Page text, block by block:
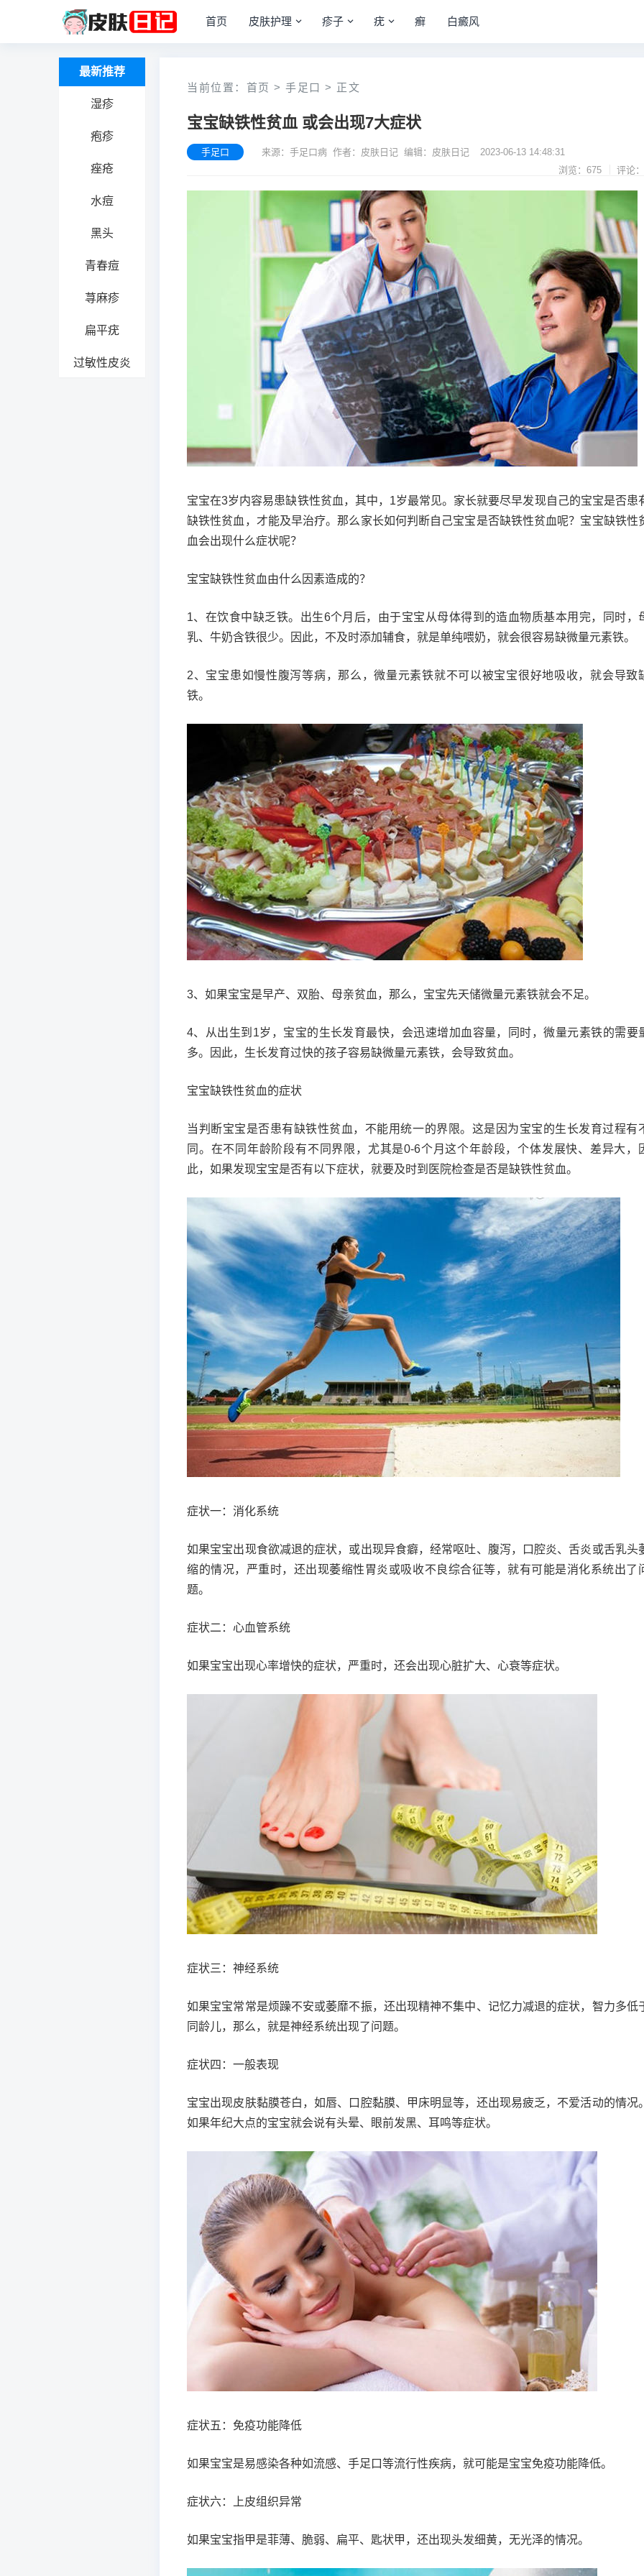
首页 皮肤护理 疹子 疣 癣 白癜风
最新推荐
湿疹
疱疹
痤疮
水痘
黑头
青春痘
荨麻疹
扁平疣
过敏性皮炎
当前位置： 首页 > 手足口 > 正文
宝宝缺铁性贫血 或会出现7大症状
手足口 来源：手足口病 作者：皮肤日记 编辑：皮肤日记
2023-06-13 14:48:31
浏览：675
评论
宝宝在3岁内容易患缺铁性贫血，其中，1岁最常见。家长就要尽早发现自己的宝宝是否患
缺铁性贫血，才能及早治疗。那么家长如何判断自己宝宝是否缺铁性贫血呢？宝宝缺铁性
血会出现什么症状呢？
宝宝缺铁性贫血由什么因素造成的？
1、在饮食中缺乏铁。出生6个月后，由于宝宝从母体得到的造血物质基本用完，同时，
乳、牛奶含铁很少。因此，不及时添加辅食，就是单纯喂奶，就会很容易缺微量元素铁。
2、宝宝患如慢性腹泻等病，那么，微量元素铁就不可以被宝宝很好地吸收，就会导致
铁。
3、如果宝宝是早产、双胎、母亲贫血，那么，宝宝先天储微量元素铁就会不足。
4、从出生到1岁，宝宝的生长发育最快，会迅速增加血容量，同时，微量元素铁的需要
多。因此，生长发育过快的孩子容易缺微量元素铁，会导致贫血。
宝宝缺铁性贫血的症状
当判断宝宝是否患有缺铁性贫血，不能用统一的界限。这是因为宝宝的生长发育过程有
同。在不同年龄阶段有不同界限，尤其是0-6个月这个年龄段，个体发展快、差异大，
此，如果发现宝宝是否有以下症状，就要及时到医院检查是否是缺铁性贫血。
症状一：消化系统
如果宝宝出现食欲减退的症状，或出现异食癖，经常呕吐、腹泻，口腔炎、舌炎或舌乳头
缩的情况，严重时，还出现萎缩性胃炎或吸收不良综合征等，就有可能是消化系统出了
题。
症状二：心血管系统
如果宝宝出现心率增快的症状，严重时，还会出现心脏扩大、心衰等症状。
症状三：神经系统
如果宝宝常常是烦躁不安或萎靡不振，还出现精神不集中、记忆力减退的症状，智力多低
同龄儿，那么，就是神经系统出现了问题。
症状四：一般表现
宝宝出现皮肤黏膜苍白，如唇、口腔黏膜、甲床明显等，还出现易疲乏，不爱活动的情况
如果年纪大点的宝宝就会说有头晕、眼前发黑、耳鸣等症状。
症状五：免疫功能降低
如果宝宝是易感染各种如流感、手足口等流行性疾病，就可能是宝宝免疫功能降低。
症状六：上皮组织异常
如果宝宝指甲是菲薄、脆弱、扁平、匙状甲，还出现头发细黄，无光泽的情况。